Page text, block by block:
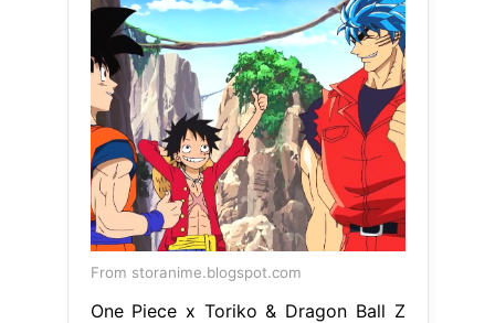
From storanime.blogspot.com
One Piece x Toriko & Dragon Ball Z